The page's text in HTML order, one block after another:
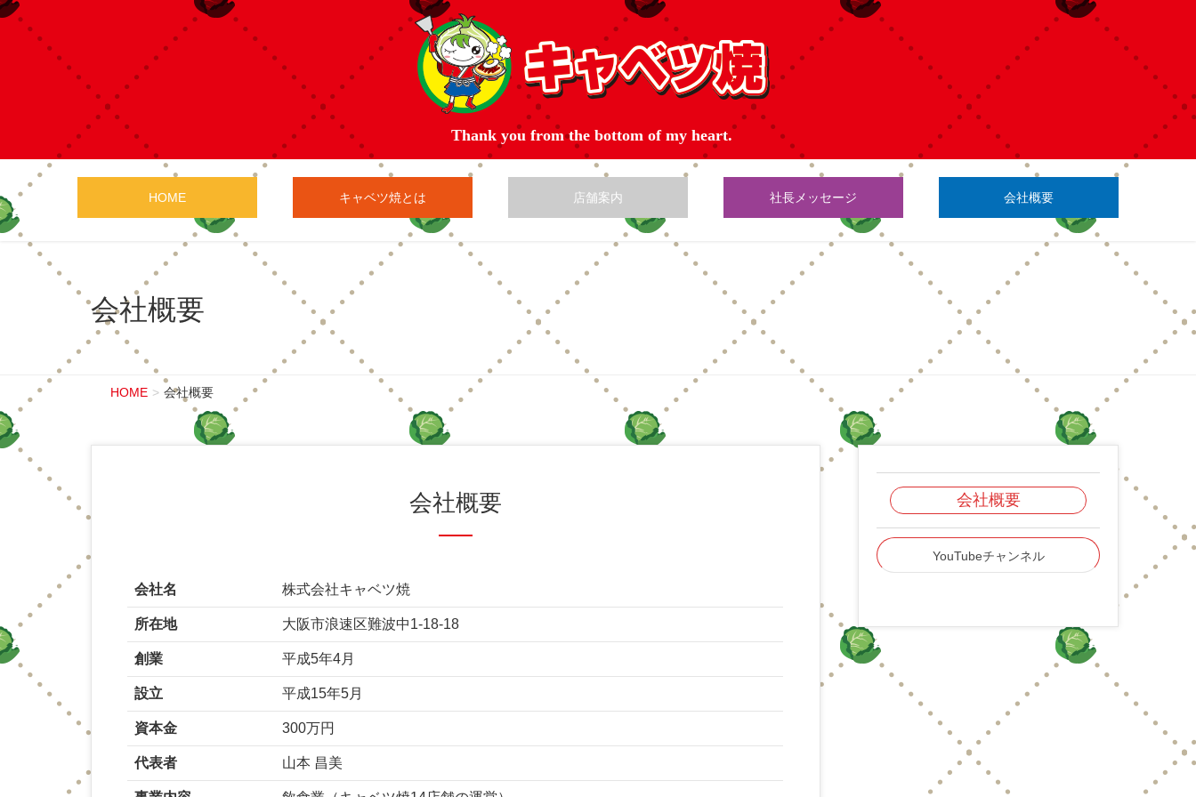
HOME キャベツ焼とは 店舗案内 社長メッセージ 会社概要
会社概要
HOME 会社概要
会社概要
会社名 株式会社キャベツ焼
所在地 大阪市浪速区難波中1-18-18
創業 平成5年4月
設立 平成15年5月
資本金 300万円
代表者 山本 昌美
会社概要
YouTubeチャンネル